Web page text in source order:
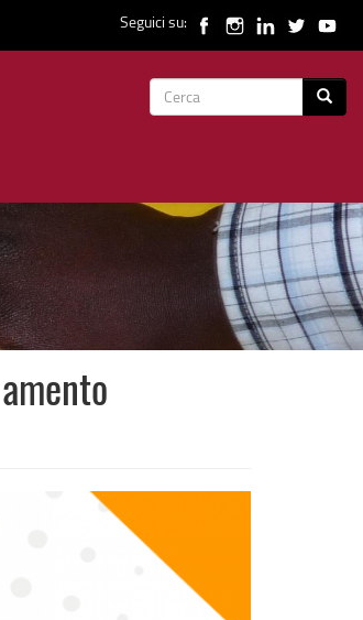
Seguici su:
Form